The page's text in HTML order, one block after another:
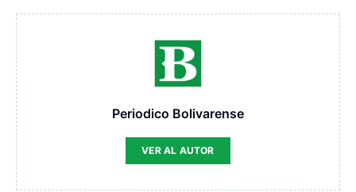
Periodico Bolivarense
VER AL AUTOR